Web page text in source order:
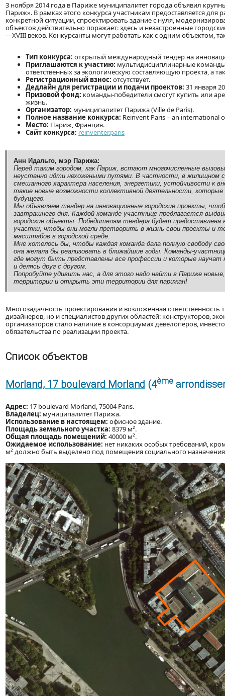
3 ноября 2014 года в Париже муниципалитет города объявил
Париж». В рамках этого конкурса участникам предоставляется для
конкретной ситуации, спроектировать здание с нуля,
объектов действительно поражает: здесь и незастроенные
—XVIII веков. Конкурсанты могут работать как с одним объектом,
Тип конкурса: открытый международный тендер на
Приглашаются к участию: мультидисциплинарные
ответственных за экологическую составляющую проекта, а
Регистрационный взнос: отсутствует.
Дедлайн для регистрации и подачи проектов: 31 января
Призовой фонд: команды-победители смогут купить или
жизнь.
Организатор: муниципалитет Парижа (Ville de Paris).
Полное название конкурса: Reinvent Paris – an international
Место: Париж, Франция.
Сайт конкурса: reinventer.paris
Анн Идальго, мэр Парижа:
Перед таким городом, как Париж, встают многочисленные
неустанно идти нехожеными путями. В частности, в жилищном
смешанного характера населения, энергетики, устойчивости к
такие новые возможности коллективной деятельности,
будущего.
Мы объявляем тендер на инновационные городские проекты,
завтрашнего дня. Каждой команде-участнице предлагается
городские объекты. Победителям тендера будет
участки, чтобы они могли претворить в жизнь свои проекты и
масштабов в городской среде.
Мне хотелось бы, чтобы каждая команда дала полную свободу
она желала бы реализовать в ближайшие годы. Команды-
где могут быть представлены все профессии и которые
и делясь друг с другом.
Попробуйте удивить нас, а для этого надо найти в Париже
территории и открыть эти территории для парижан!
Многозадачность проектирования и возложенная
дизайнеров, но и специалистов других областей: конструкторов,
организаторов стало наличие в консорциумах девелоперов,
обязательства по реализации проекта.
Список объектов
Morland, 17 boulevard Morland (4ème
Адрес: 17 boulevard Morland, 75004 Paris.
Владелец: муниципалитет Парижа.
Использование в настоящем: офисное здание.
Площадь земельного участка: 8379 м².
Общая площадь помещений: 40000 м².
Ожидаемое использование: нет никаких особых требований,
м² должно быть выделено под помещения социального